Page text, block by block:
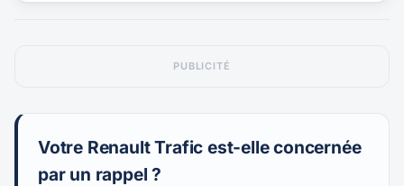
PUBLICITÉ
Votre Renault Trafic est-elle concernée
par un rappel ?